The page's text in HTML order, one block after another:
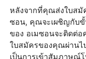
หลังจากที่คุณส่งใบสมั
ซอน, คุณจะเผชิญกับ
ของ อเมซอนจะติดต่อ
ใบสมัครของคุณผ่านไ
เป็นการเข้าสัมภาษณ์